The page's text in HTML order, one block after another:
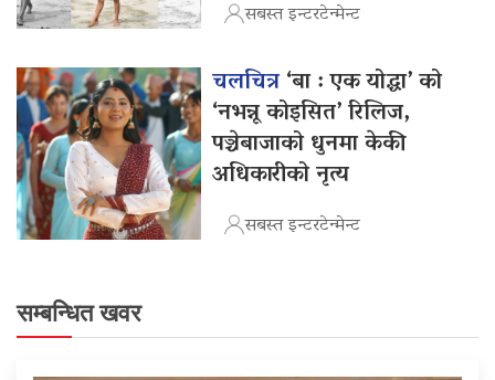
सबस्त इन्टरटेन्मेन्ट
चलचित्र‘बा : एक योद्धा’ को
‘नभन्नू कोइसित’ रिलिज,
पञ्चेबाजाको धुनमा केकी
अधिकारीको नृत्य
सबस्त इन्टरटेन्मेन्ट
सम्बन्धित खवर